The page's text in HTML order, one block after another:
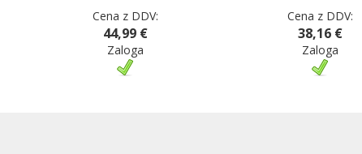
Cena z DDV:
44,99 €
Zaloga
Cena z DDV:
38,16 €
Zaloga